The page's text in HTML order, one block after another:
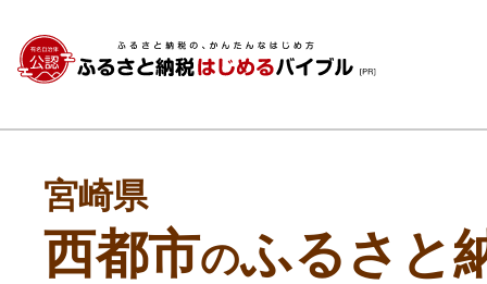
宮崎県
西都市のふるさと